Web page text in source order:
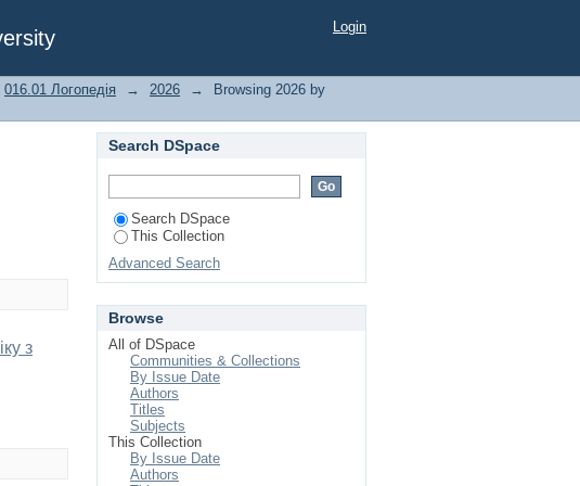
Login
016.01 Логопедія → 2026 →
Browsing 2026 by
з
Search DSpace
Search DSpace
This Collection
Advanced Search
Browse
All of DSpace
Communities & Collections
By Issue Date
Authors
Titles
Subjects
This Collection
By Issue Date
Authors